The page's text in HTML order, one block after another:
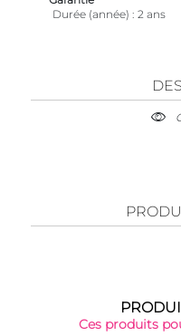
Durée (année)
2 ans
Ces produits